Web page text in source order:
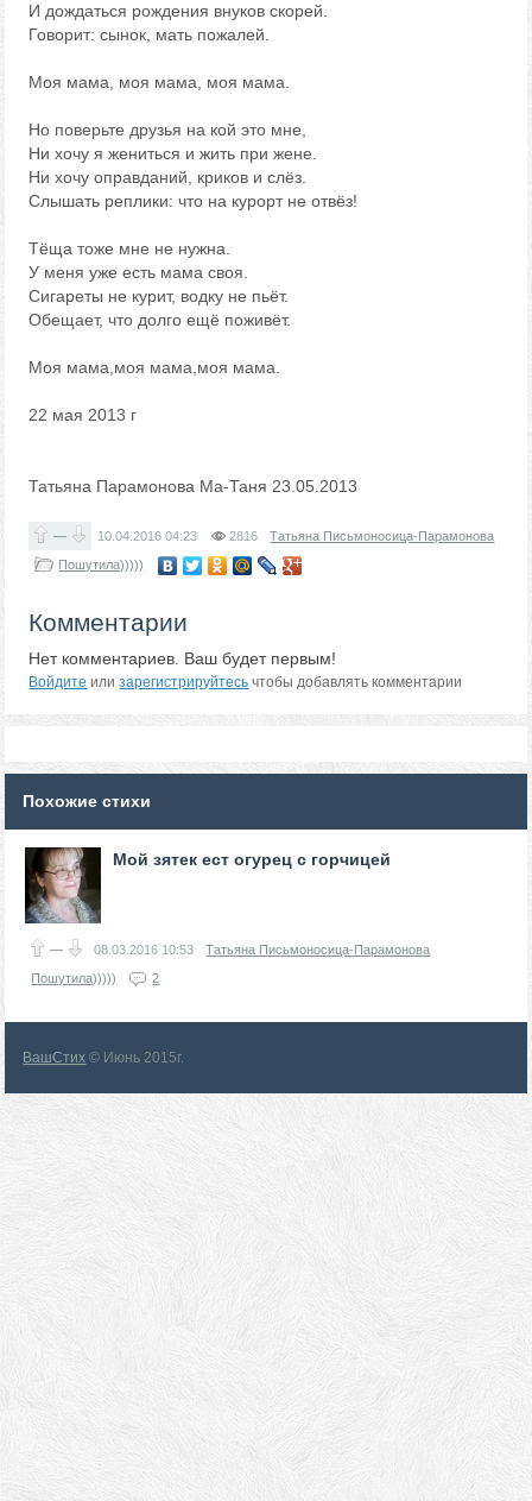
И дождаться рождения внуков скорей.
Говорит: сынок, мать пожалей.
Моя мама, моя мама, моя мама.
Но поверьте друзья на кой это мне,
Ни хочу я жениться и жить при жене.
Ни хочу оправданий, криков и слёз.
Слышать реплики: что на курорт не отвёз!
Тёща тоже мне не нужна.
У меня уже есть мама своя.
Сигареты не курит, водку не пьёт.
Обещает, что долго ещё поживёт.
Моя мама,моя мама,моя мама.
22 мая 2013 г
Татьяна Парамонова Ма-Таня 23.05.2013
— 10.04.201604:23 2816
Татьяна Письмоносица-Парамонова
Пошутила)))))
Комментарии
Нет комментариев. Ваш будет первым!
Войдите илизарегистрируйтесь чтобы добавлять комментарии
Похожие стихи
Мой зятек ест огурец с горчицей
— 08.03.2016 10:53
Татьяна Письмоносица-Парамонова
Пошутила)))))
2
ВашСтих © Июнь 2015г.